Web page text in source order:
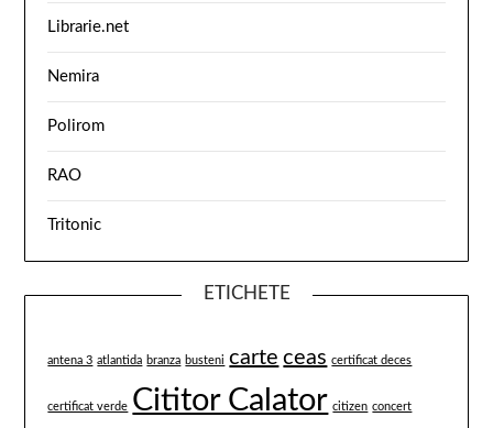
Librarie.net
Nemira
Polirom
RAO
Tritonic
ETICHETE
antena 3 atlantida branza busteni carte ceas certificat deces
certificat verde Cititor Calator citizen concert